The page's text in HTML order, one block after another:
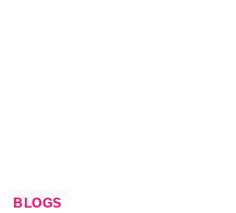
BLOGS